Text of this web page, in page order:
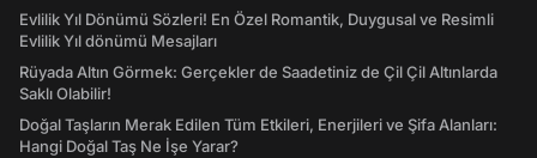
Evlilik Yıl Dönümü Sözleri! En Özel Romantik, Duygusal ve Resimli
Evlilik Yıl dönümü Mesajları
Rüyada Altın Görmek: Gerçekler de Saadetiniz de Çil Çil Altınlarda
Saklı Olabilir!
Doğal Taşların Merak Edilen Tüm Etkileri, Enerjileri ve Şifa Alanları:
Hangi Doğal Taş Ne İşe Yarar?